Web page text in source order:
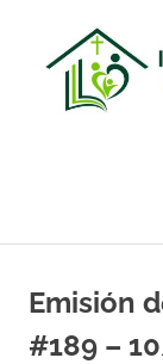
contenido
Emisión
#189 –